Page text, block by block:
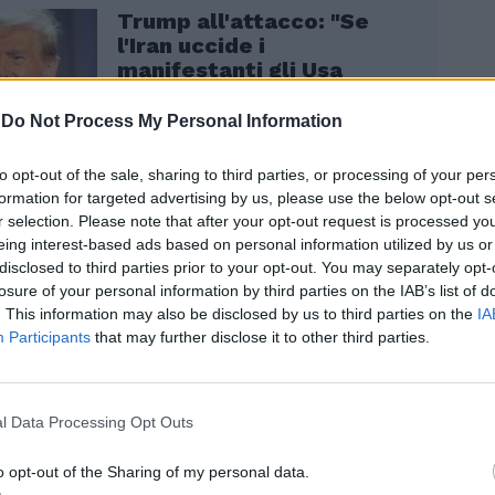
Do Not Process My Personal Information
opt-out of the sale, sharing to third parties, or processing of your
for targeted advertising by us, please use the below opt-out
selection. Please note that after your opt-out request is processed
interest-based ads based on personal information utilized by us
to third parties prior to your opt-out. You may separately
of your personal information by third parties on the IAB’s list of
This information may also be disclosed by us to third parties on the
Participants that may further disclose it to other third parties.
Data Processing Opt Outs
opt-out of the Sharing of my personal data.
Trump all'attacco: "Se
l'Iran uccide i
manifestanti gli Usa
fonti, attualmente sarebbe a Fordow,
vicino alla base nucleare bombardata a
Stati Uniti. Forse un luogo
su contatti esplorativi con Mosca,
giugno scorso proprio in occasione del
Israele. Ma la Russia, già impegnata a
caduti in disgrazia, non sarebbe
accoglierlo. Assad avrebbe saturato lo